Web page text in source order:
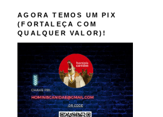
AGORA TEMOS UM PIX
(FORTALEÇA COM
QUALQUER VALOR)!